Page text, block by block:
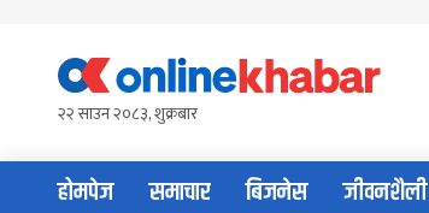
content२२ साउन २०८३, शुक्रबार
होमपेज समाचार बिजनेस जीवनशैली